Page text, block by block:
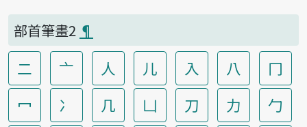
部首筆畫2 ¶
二 亠 人 儿 入 八
冂
冖
冫 几 凵 刀 力 勹